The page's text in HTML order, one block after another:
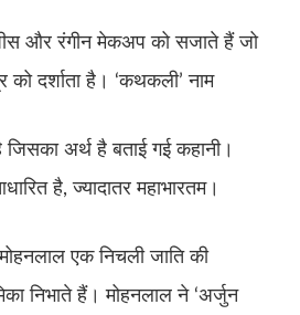
और रंगीन मेकअप को सजाते हैं जो
को दर्शाता है। ‘कथकली’ नाम
अर्थ है बताई गई कहानी।
है, ज्यादातर महाभारतम।
एक निचली जाति की
निभाते हैं। मोहनलाल ने ‘अर्जुन